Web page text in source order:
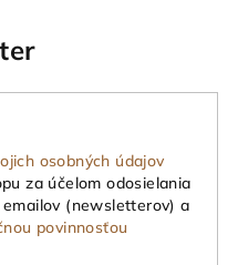
osobných údajov
za účelom odosielania
(newsletterov) a
povinnosťou